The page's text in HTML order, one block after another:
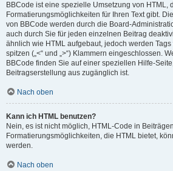
BBCode ist eine spezielle Umsetzung von HTML,
Formatierungsmöglichkeiten für Ihren Text gibt.
von BBCode werden durch die Board-
auch durch Sie für jeden einzelnen Beitrag
ähnlich wie HTML aufgebaut, jedoch werden Tags
spitzen („<“ und „>“) Klammern eingeschlossen.
BBCode finden Sie auf einer speziellen Hilfe-
Beitragserstellung aus zugänglich ist.
Nach oben
Kann ich HTML benutzen?
Nein, es ist nicht möglich, HTML-Code in
Formatierungsmöglichkeiten, die HTML bietet,
werden.
Nach oben